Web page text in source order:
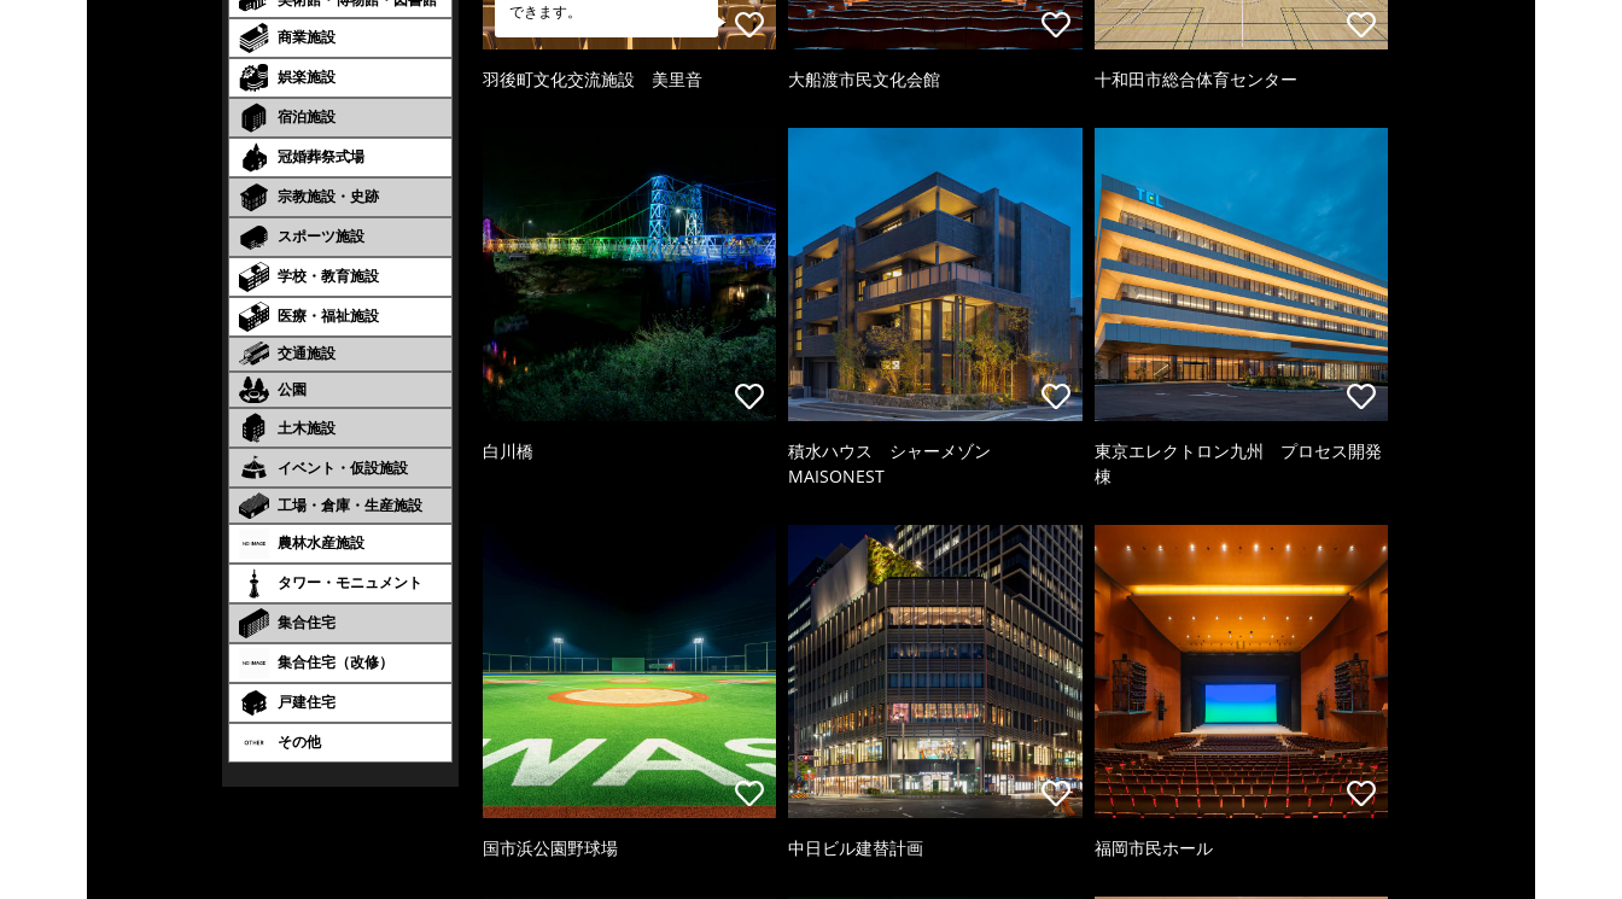
商業施設
娯楽施設
宿泊施設
冠婚葬祭式場
宗教施設・史跡
スポーツ施設
学校・教育施設
医療・福祉施設
交通施設
公園
土木施設
イベント・仮設施設
工場・倉庫・生産施設
農林水産施設
タワー・モニュメント
集合住宅
集合住宅（改修）
戸建住宅
その他
できます。
羽後町文化交流施設 美里音 大船渡市民文化会館 十和田市総合体育センター
白川橋
積水ハウス シャーメゾン
MAISONEST
東京エレクトロン九州 プロセス開発
棟
国市浜公園野球場 中日ビル建替計画 福岡市民ホール